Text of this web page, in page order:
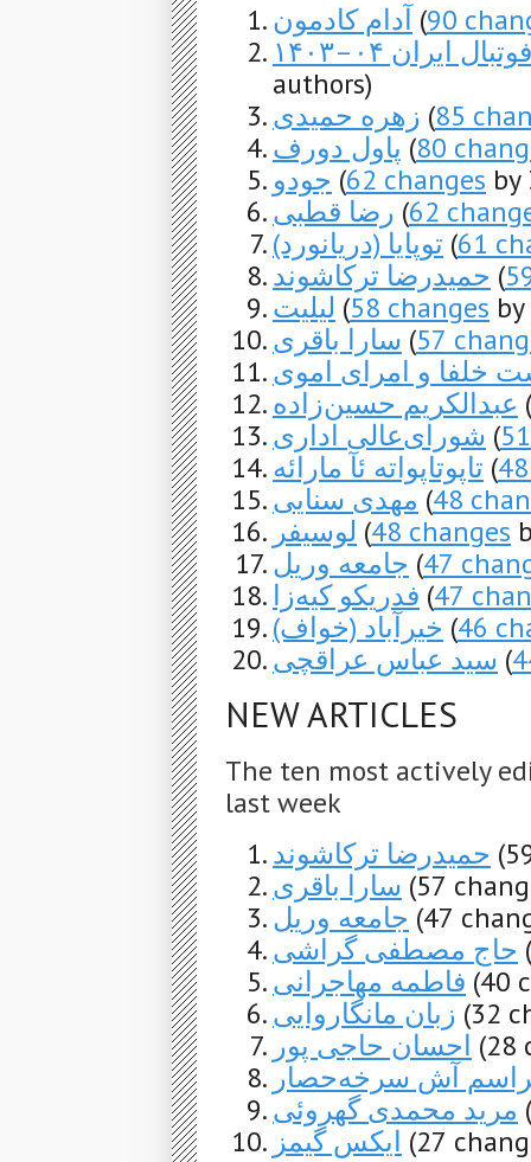
آدام کادمون (90
ایران ۰۴–۱۴۰۳
authors)
زهره حمیدی (85
پاول دورف (80
جودو (62 changes by
رضا قطبی (62
توپایا (دریانورد) (61
حمیدرضا ترکاشوند (
لیلیت (58 changes
سارا باقری (57
خلفا و امرای اموی
عبدالکریم حسین‌زاده (
شورای‌عالی اداری (
تاپوتاپواته ئآ مارائه (
مهدی سنایی (48
لوسیفر (48 changes
جامعه وریل (47
فدریکو کیه‌زا (47
خیرآباد (خواف) (46
سید عباس عراقچی (
NEW ARTICLES
The ten most actively
last week
حمیدرضا ترکاشوند
سارا باقری (57
جامعه وریل (47
حاج مصطفی گراشی
فاطمه مهاجرانی (40
زبان مانگاروایی (32
احسان حاجی پور (28
آش سرخه‌حصار
مرید محمدی گهروئی
ایکس گیمز (27